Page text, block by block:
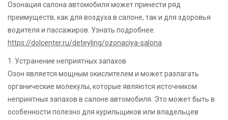
Озонация салона автомобиля может принести ряд
преимуществ, как для воздуха в салоне, так и для здоровья
водителя и пассажиров. Узнать подробнее:
https://dolcenter.ru/deteyling/ozonaciya-salona
1. Устранение неприятных запахов
Озон является мощным окислителем и может разлагать
органические молекулы, которые являются источником
неприятных запахов в салоне автомобиля. Это может быть в
особенности полезно для курильщиков или владельцев